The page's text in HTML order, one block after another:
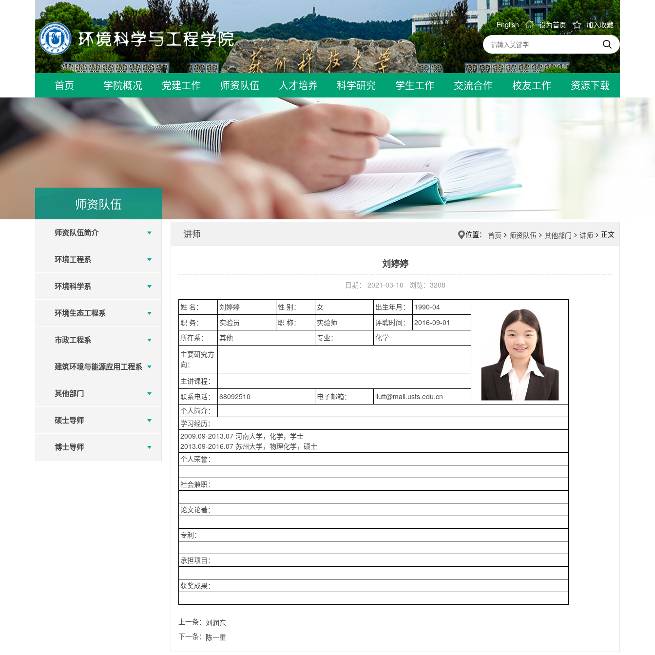
English 设为首页 加入收藏
首页 学院概况 党建工作 师资队伍 人才培养 科学研究 学生工作 交流合作 校友工作 资源下载
师资队伍
师资队伍简介
环境工程系
环境科学系
环境生态工程系
市政工程系
建筑环境与能源应用工程系
其他部门
硕士导师
博士导师
讲师 位置： 首页 > 师资队伍 > 其他部门 > 讲师 > 正文
刘婷婷
日期： 2021-03-10 浏览： 3208
姓 名： 刘婷婷 性 别： 女 出生年月：
1990-04
职 务：
实验员 职 称： 实验师 评聘时间：
2016-09-01
所在系：
其他 专业：
化学
主要研究方
向：
主讲课程：
联系电话：
68092510 电子邮箱：
liutt@mail.usts.edu.cn
个人简介：
学习经历：
2009.09-2013.07 河南大学，化学，学士
2013.09-2016.07 苏州大学，物理化学，硕士
个人荣誉：
社会兼职：
论文论著：
专利：
承担项目：
获奖成果：
上一条： 刘润东
下一条： 陈一重